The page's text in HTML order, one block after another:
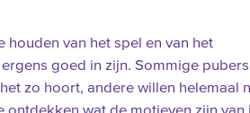
houden van het spel en van het
goed in zijn. Sommige pubers
zo hoort, andere willen helemaal